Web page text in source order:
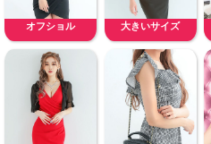
オフショル 大きいサイズ